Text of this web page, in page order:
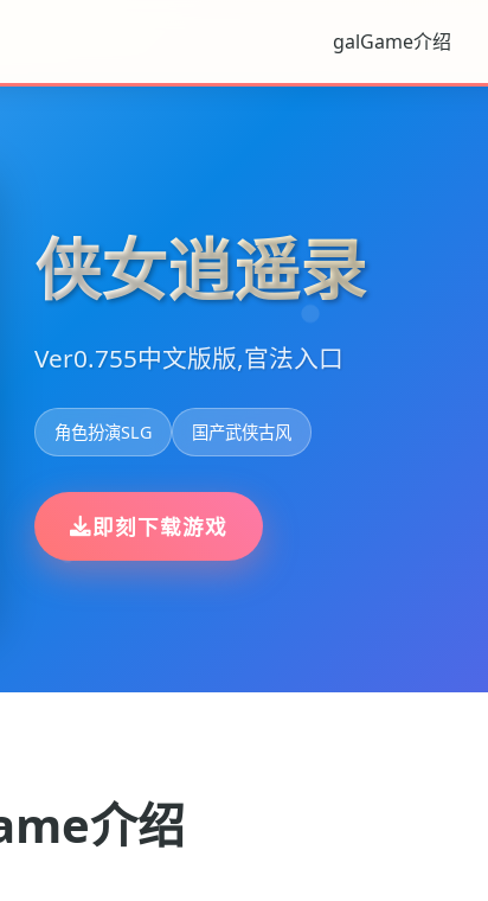
galGame介绍
侠女逍遥录
Ver0.755中文版版,官法入口
角色扮演SLG 国产武侠古风
即刻下载游戏
介绍